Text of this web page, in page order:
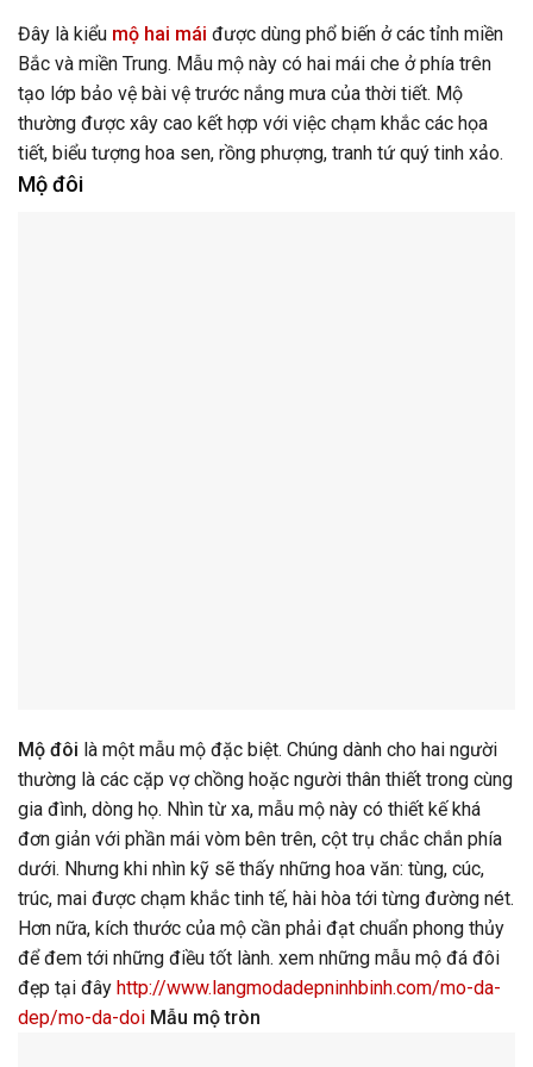
Đây là kiểu mộ hai mái được dùng phổ biến ở các tỉnh miền
Bắc và miền Trung. Mẫu mộ này có hai mái che ở phía trên
tạo lớp bảo vệ bài vệ trước nắng mưa của thời tiết. Mộ
thường được xây cao kết hợp với việc chạm khắc các họa
tiết, biểu tượng hoa sen, rồng phượng, tranh tứ quý tinh xảo.
Mộ đôi
Mộ đôi là một mẫu mộ đặc biệt. Chúng dành cho hai người
thường là các cặp vợ chồng hoặc người thân thiết trong cùng
gia đình, dòng họ. Nhìn từ xa, mẫu mộ này có thiết kế khá
đơn giản với phần mái vòm bên trên, cột trụ chắc chắn phía
dưới. Nhưng khi nhìn kỹ sẽ thấy những hoa văn: tùng, cúc,
trúc, mai được chạm khắc tinh tế, hài hòa tới từng đường nét.
Hơn nữa, kích thước của mộ cần phải đạt chuẩn phong thủy
để đem tới những điều tốt lành. xem những mẫu mộ đá đôi
đẹp tại đây http://www.langmodadepninhbinh.com/mo-da-
dep/mo-da-doi Mẫu mộ tròn